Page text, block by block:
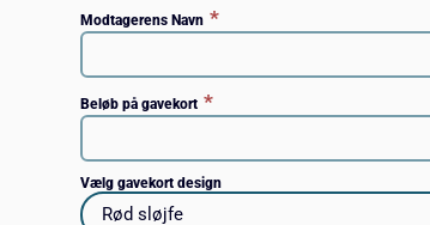
Modtagerens Navn *
Beløb på gavekort *
Vælg gavekort design